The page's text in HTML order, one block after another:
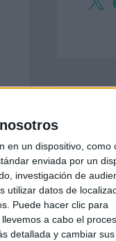
en un dispositivo, como
enviada por un
investigación de
utilizar datos de
Puede hacer clic para
a cabo el
detallada y cambiar sus
5º